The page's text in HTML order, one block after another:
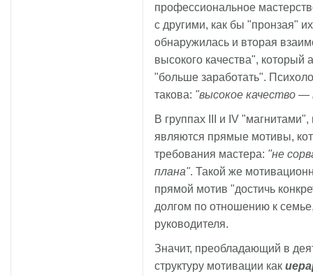
профессиональное
с другими, как бы "пронзая"
обнаружилась и вторая
высокого качества",
"больше заработать".
такова: "высокое качество —
В группах III и IV
являются прямые мотивы,
требования мастера: "не
плана". Такой же
прямой мотив "достичь
долгом по отношению к
руководителя.
Значит, преобладающий в
структуру мотивации как